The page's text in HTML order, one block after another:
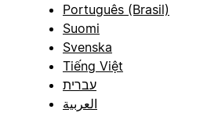
Português (Brasil)
Suomi
Svenska
Tiếng Việt
עברית
العربية